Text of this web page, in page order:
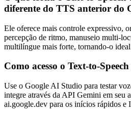
diferente do TTS anterior do
Ele oferece mais controle expressivo,
percepção de ritmo, manuseio multi-
multilíngue mais forte, tornando-o
Como acesso o Text-to-
Use o Google AI Studio para testar
integre através da API Gemini em seu
ai.google.dev para os inícios rápidos e